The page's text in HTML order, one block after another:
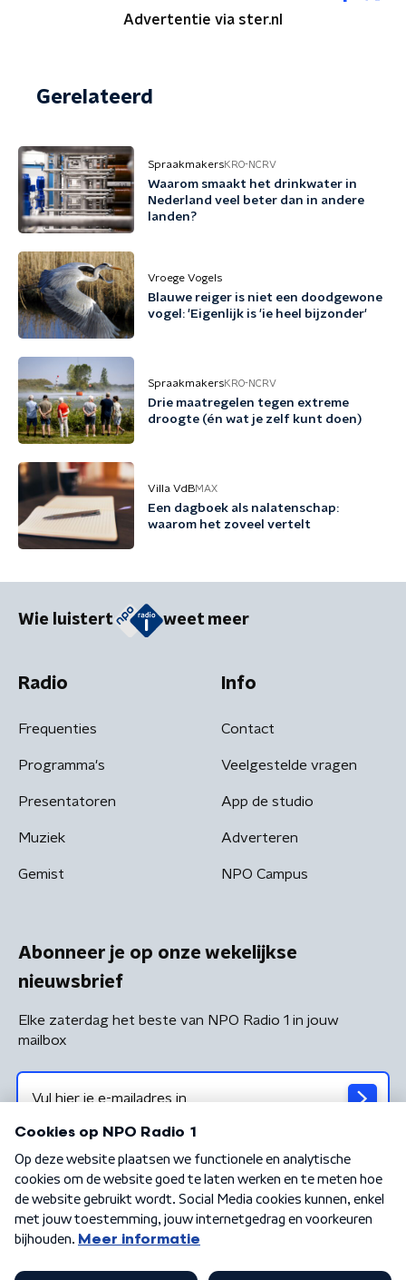
Advertentie via ster.nl
Gerelateerd
SpraakmakersKRO-NCRV
Waarom smaakt het drinkwater in
Nederland veel beter dan in andere
landen?
Vroege Vogels
Blauwe reiger is niet een doodgewone
vogel: 'Eigenlijk is 'ie heel bijzonder'
SpraakmakersKRO-NCRV
Drie maatregelen tegen extreme
droogte (én wat je zelf kunt doen)
Villa VdBMAX
Een dagboek als nalatenschap:
waarom het zoveel vertelt
Wie luistert weet meer
Radio
Frequenties
Programma's
Presentatoren
Muziek
Gemist
Info
Contact
Veelgestelde vragen
App de studio
Adverteren
NPO Campus
Abonneer je op onze wekelijkse
nieuwsbrief
Elke zaterdag het beste van NPO Radio 1 in jouw
mailbox
Algemene voorwaarden